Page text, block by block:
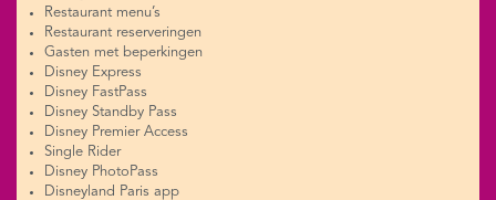
Restaurant menu’s
Restaurant reserveringen
Gasten met beperkingen
Disney Express
Disney FastPass
Disney Standby Pass
Disney Premier Access
Single Rider
Disney PhotoPass
Disneyland Paris app